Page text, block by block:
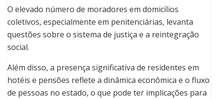
O elevado número de moradores em domicílios
coletivos, especialmente em penitenciárias, levanta
questões sobre o sistema de justiça e a reintegração
social.
Além disso, a presença significativa de residentes em
hotéis e pensões reflete a dinâmica econômica e o fluxo
de pessoas no estado, o que pode ter implicações para